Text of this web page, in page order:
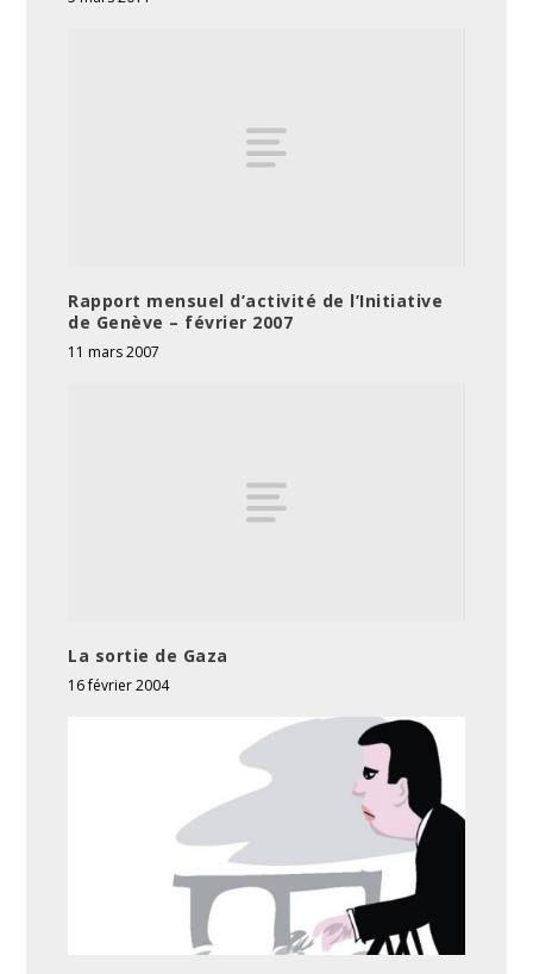
Rapport mensuel d’activité de l’Initiative
de Genève – février 2007
11 mars 2007
La sortie de Gaza
16 février 2004